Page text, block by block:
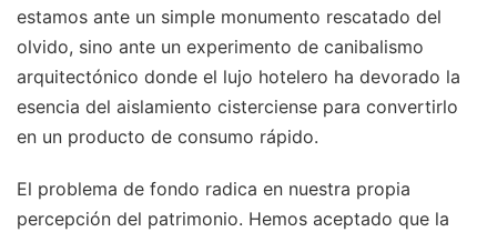
estamos ante un simple monumento rescatado del
olvido, sino ante un experimento de canibalismo
arquitectónico donde el lujo hotelero ha devorado la
esencia del aislamiento cisterciense para convertirlo
en un producto de consumo rápido.
El problema de fondo radica en nuestra propia
percepción del patrimonio. Hemos aceptado que la